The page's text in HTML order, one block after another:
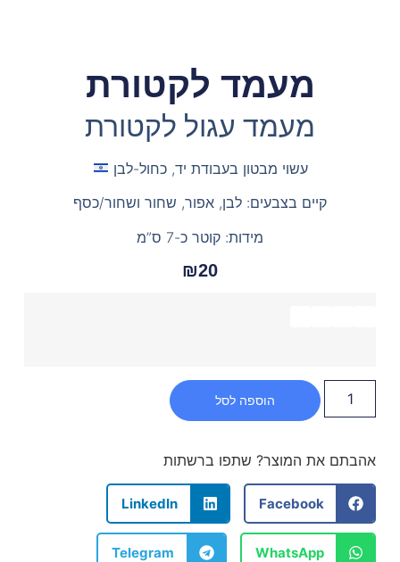
מעמד לקטורת
מעמד עגול לקטורת
עשוי מבטון בעבודת יד, כחול-לבן
קיים בצבעים: לבן, אפור, שחור ושחור/כסף
מידות: קוטר כ-7 ס”מ
₪20
הוספה לסל
אהבתם את המוצר? שתפו ברשתות
Facebook
LinkedIn
WhatsApp
Telegram